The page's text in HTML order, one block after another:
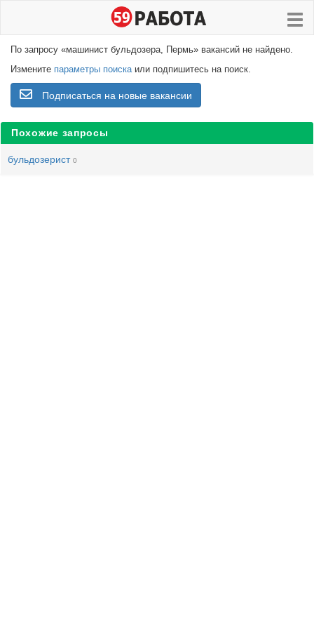
По запросу «машинист бульдозера, Пермь» вакансий не найдено.
Измените параметры поискаили подпишитесь на поиск.
Подписаться на новые вакансии
Похожие запросы
бульдозерист 0